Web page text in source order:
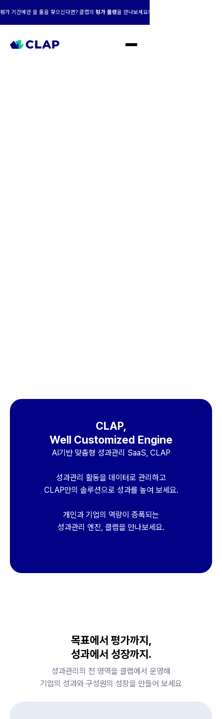
평가 기간에만 쓸 툴을 찾으신다면? 클랩의 평가 플랜을 만나보세요!
CLAP,
Well Customized Engine
AI기반 맞춤형 성과관리 SaaS, CLAP
성과관리 활동을 데이터로 관리하고
CLAP만의 솔루션으로 성과를 높여 보세요.
개인과 기업의 역량이 증폭되는
성과관리 엔진, 클랩을 만나보세요.
목표에서 평가까지,
성과에서 성장까지.
성과관리의 전 영역을 클랩에서 운영해
기업의 성과와 구성원의 성장을 만들어 보세요